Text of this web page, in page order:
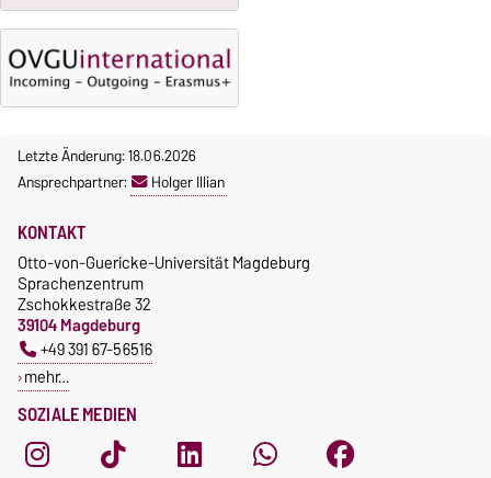
Letzte Änderung: 18.06.2026
Ansprechpartner:
Holger Illian
SOZIALE MEDIEN
KONTAKT
Otto-von-Guericke-Universität Magdeburg
Sprachenzentrum
Zschokkestraße 32
39104 Magdeburg
+49 391 67-56516
mehr…